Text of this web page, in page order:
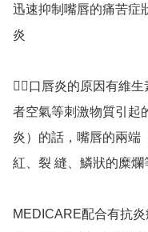
迅速抑制嘴唇的痛苦症
炎
👉🏻口唇炎的原因有維
者空氣等刺激物質引起
炎）的話，嘴唇的兩端
紅、裂 縫、鱗狀的糜爛
MEDICARE配合有抗